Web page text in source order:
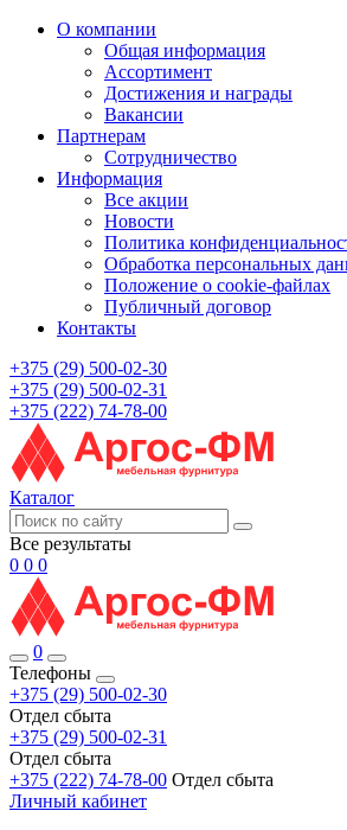
О компании
Общая информация
Ассортимент
Достижения и награды
Вакансии
Партнерам
Сотрудничество
Информация
Все акции
Новости
Политика
Обработка персональных
Положение о cookie-файлах
Публичный договор
Контакты
+375 (29) 500-02-30
+375 (29) 500-02-31
+375 (222) 74-78-00
Каталог
Все результаты
0 0 0
0
Телефоны
+375 (29) 500-02-30
Отдел сбыта
+375 (29) 500-02-31
Отдел сбыта
+375 (222) 74-78-00 Отдел сбыта
Личный кабинет